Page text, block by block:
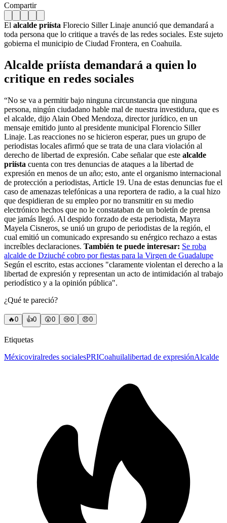
Compartir
El alcalde priísta Florecio Siller Linaje anunció que demandará a
toda persona que lo critique a través de las redes sociales. Este sujeto
gobierna el municipio de Ciudad Frontera, en Coahuila.
Alcalde priísta demandará a quien lo
critique en redes sociales
“No se va a permitir bajo ninguna circunstancia que ninguna
persona, ningún ciudadano hable mal de nuestra investidura, que es
el alcalde, dijo Alain Obed Mendoza, director jurídico, en un
mensaje emitido junto al presidente municipal Florencio Siller
Linaje. Las reacciones no se hicieron esperar, pues un grupo de
periodistas locales afirmó que se trata de una clara violación al
derecho de libertad de expresión. Cabe señalar que este alcalde
priísta cuenta con tres denuncias de ataques a la libertad de
expresión en menos de un año; esto, ante el organismo internacional
de protección a periodistas, Article 19. Una de estas denuncias fue el
caso de amenazas telefónicas a una reportera de radio, a la cual hizo
que despidieran de su empleo por no transmitir en su medio
electrónico hechos que no le constataban de un boletín de prensa
que jamás llegó. Al despido forzado de esta periodista, Mayra
Mayela Cisneros, se unió un grupo de periodistas de la región, el
cual emitió un comunicado expresando su enérgico rechazo a estas
increíbles declaraciones. También te puede interesar: Se roba
alcalde de Dziuché cobro por fiestas para la Virgen de Guadalupe
Según el escrito, estas acciones "claramente violentan el derecho a la
libertad de expresión y representan un acto de intimidación al trabajo
periodístico y a la opinión pública".
¿Qué te pareció?
🔥0 👍0 😲0 😢0 😠0
Etiquetas
Méxicoviralredes socialesPRICoahuilalibertad de expresiónAlcalde